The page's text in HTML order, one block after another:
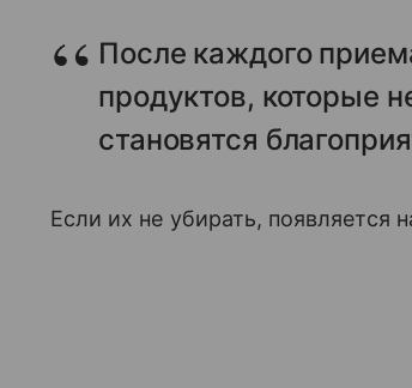
После каждого
продуктов, которые
становятся
Если их не убирать, появляется